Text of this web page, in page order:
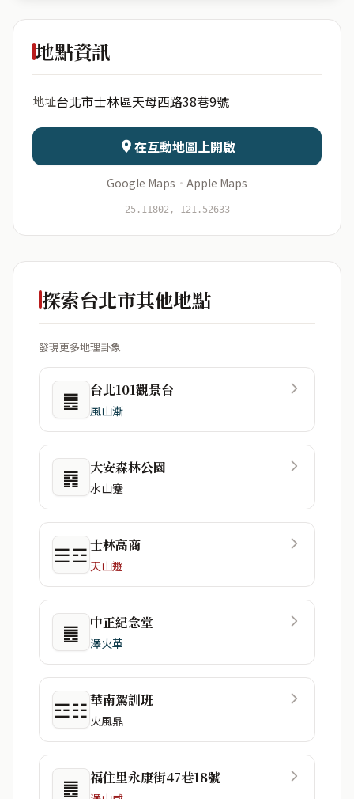
天母自在
日期 出生時辰
資料僅用於即時分析，不會儲存於伺服器
地點資訊
地址台北市士林區天母西路38巷9號
在互動地圖上開啟
Google Maps · Apple Maps
25.11802, 121.52633
探索台北市其他地點
發現更多地理卦象
䷌ 台北101觀景台
風山漸
䷴ 大安森林公園
水山蹇
☰☲士林高商
天山遯
䷌ 中正紀念堂
澤火革
☲☷華南駕訓班
火風鼎
䷌ 福住里永康街47巷18號